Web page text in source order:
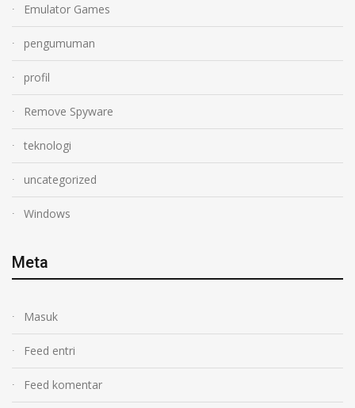
Emulator Games
pengumuman
profil
Remove Spyware
teknologi
uncategorized
Windows
Meta
Masuk
Feed entri
Feed komentar